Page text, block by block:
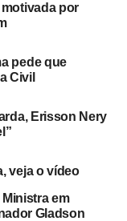
por
pede que
Civil
Erisson Nery
veja o vídeo
em
Gladson